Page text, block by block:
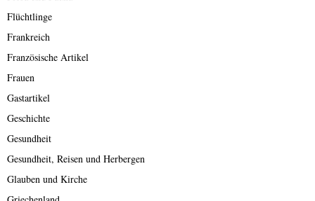
Flüchtlinge
Frankreich
Französische Artikel
Frauen
Gastartikel
Geschichte
Gesundheit
Gesundheit, Reisen und Herbergen
Glauben und Kirche